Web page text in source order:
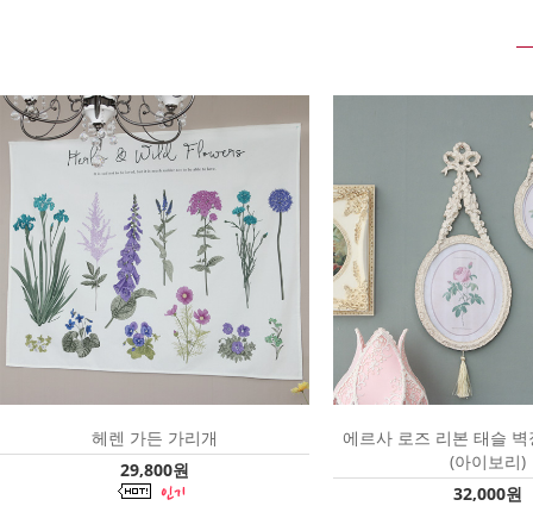
헤렌 가든 가리개
29,800원
에르사 로즈 리본 태슬
(아이보리)
32,000원